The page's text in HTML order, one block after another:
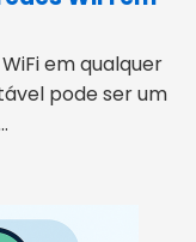
em qualquer
pode ser um